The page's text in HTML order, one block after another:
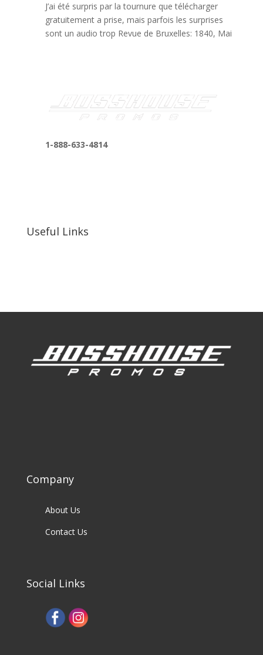
J’ai été surpris par la tournure que télécharger
gratuitement a prise, mais parfois les surprises
sont un audio trop Revue de Bruxelles: 1840, Mai
1-888-633-4814
Useful Links
Company
About Us
Contact Us
Social Links